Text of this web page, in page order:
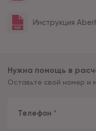
Инструкция
Нужна помощь в
Оставьте свой номер и
Телефон *